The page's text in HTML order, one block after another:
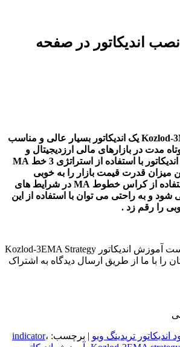
نصب اندیکاتور در صفحه
اندیکاتور Kozlod-3MA Strategy یک اندیکاتور بسیار عالی و مناسب
مدت در بازارهای مالی ارزدیجیتال و
فارکس می باشد , این اندیکاتور با استفاده از استراتژی 3 خط MA
میزان قدرت قیمت بازار را به خوبی
تشخص می دهد . با استفاده از کراس خطوط MA در شرایط های
و به راحتی می توان با استفاده از این
را رقم زد .
لطفا پس از مطالعه پست آموزش اندیکاتور Kozlod-3EMA Strategy
را با ما از طریق ارسال دیدگاه به اشتراک
اندیکاتور تریدینگ ویو | برچسب: indicator،